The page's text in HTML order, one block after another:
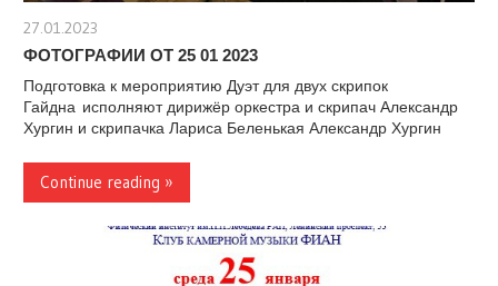
27.01.2023
ФОТОГРАФИИ ОТ 25 01 2023
Подготовка к мероприятию Дуэт для двух скрипок
Гайдна исполняют дирижёр оркестра и скрипач Александр
Хургин и скрипачка Лариса Беленькая Александр Хургин
Continue reading »